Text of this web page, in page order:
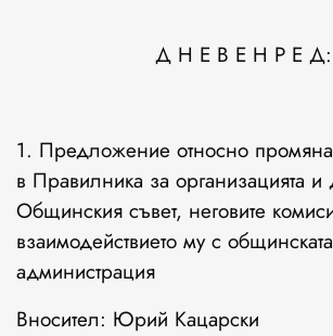
Д Н Е В Е Н Р Е Д:
1. Предложение относно
в Правилника за организацията и
Общинския съвет, неговите
взаимодействието му с общинската
администрация
Вносител: Юрий Кацарски